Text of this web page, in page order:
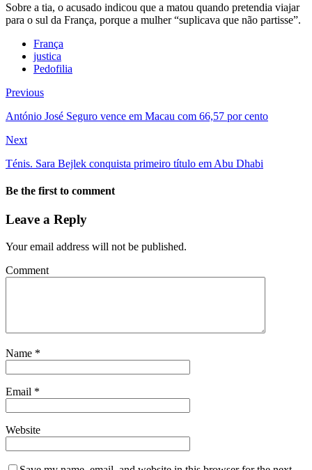
Sobre a tia, o acusado indicou que a matou quando pretendia viajar
para o sul da França, porque a mulher “suplicava que não partisse”.
França
justica
Pedofilia
Previous
António José Seguro vence em Macau com 66,57 por cento
Next
Ténis. Sara Bejlek conquista primeiro título em Abu Dhabi
Be the first to comment
Leave a Reply
Your email address will not be published.
Comment
Name *
Email *
Website